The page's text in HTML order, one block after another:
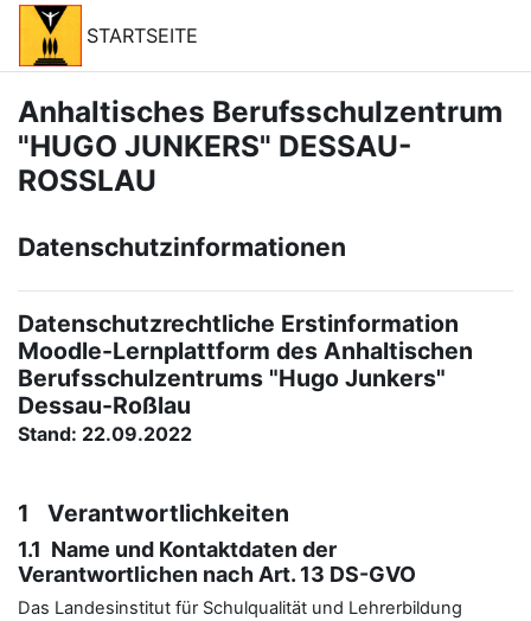
Zum Hauptinhalt
STARTSEITE
Anhaltisches Berufsschulzentrum
"HUGO JUNKERS" DESSAU-
ROSSLAU
Datenschutzinformationen
Datenschutzrechtliche Erstinformation
Moodle-Lernplattform des Anhaltischen
Berufsschulzentrums "Hugo Junkers"
Dessau-Roßlau
Stand: 22.09.2022
1 Verantwortlichkeiten
1.1 Name und Kontaktdaten der
Verantwortlichen nach Art. 13 DS-GVO
Das Landesinstitut für Schulqualität und Lehrerbildung